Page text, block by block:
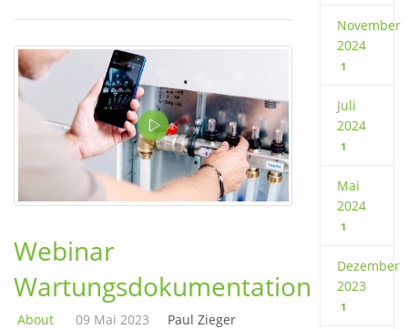
Webinar
Wartungsdokumentation
About 09 Mai 2023
Paul Zieger
November
2024
1
Juli
2024
1
Mai
2024
1
Dezember
2023
1